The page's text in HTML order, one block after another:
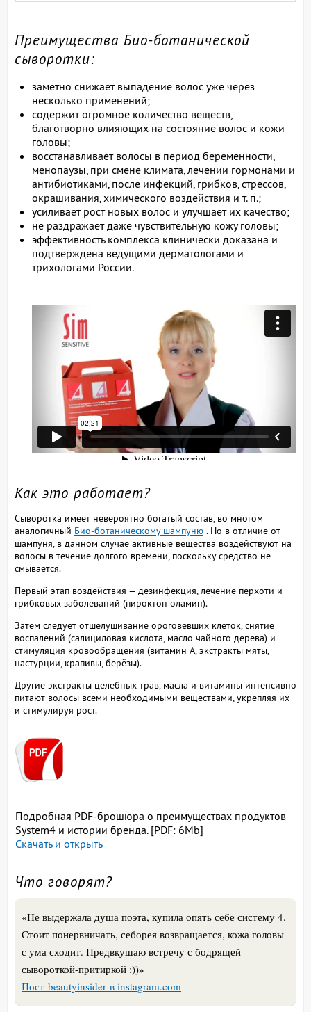
Преимущества Био-ботанической
сыворотки:
заметно снижает выпадение волос уже через
несколько применений;
содержит огромное количество веществ,
благотворно влияющих на состояние волос и кожи
головы;
восстанавливает волосы в период беременности,
менопаузы, при смене климата, лечении гормонами и
антибиотиками, после инфекций, грибков, стрессов,
окрашивания, химического воздействия и т. п.;
усиливает рост новых волос и улучшает их качество;
не раздражает даже чувствительную кожу головы;
эффективность комплекса клинически доказана и
подтверждена ведущими дерматологами и
трихологами России.
Как это работает?
Сыворотка имеет невероятно богатый состав, во многом
аналогичный Био-ботаническому шампуню . Но в отличие от
шампуня, в данном случае активные вещества воздействуют на
волосы в течение долгого времени, поскольку средство не
смывается.
Первый этап воздействия — дезинфекция, лечение перхоти и
грибковых заболеваний (пироктон оламин).
Затем следует отшелушивание ороговевших клеток, снятие
воспалений (салициловая кислота, масло чайного дерева) и
стимуляция кровообращения (витамин А, экстракты мяты,
настурции, крапивы, берёзы).
Другие экстракты целебных трав, масла и витамины интенсивно
питают волосы всеми необходимыми веществами, укрепляя их
и стимулируя рост.
Подробная PDF-брошюра о преимуществах продуктов
System4 и истории бренда. [PDF: 6Mb]
Скачать и открыть
Что говорят?
«Не выдержала душа поэта, купила опять себе систему 4.
Стоит понервничать, себорея возвращается, кожа головы
с ума сходит. Предвкушаю встречу с бодрящей
сывороткой-притиркой :))»
Пост beautyinsider в instagram.com